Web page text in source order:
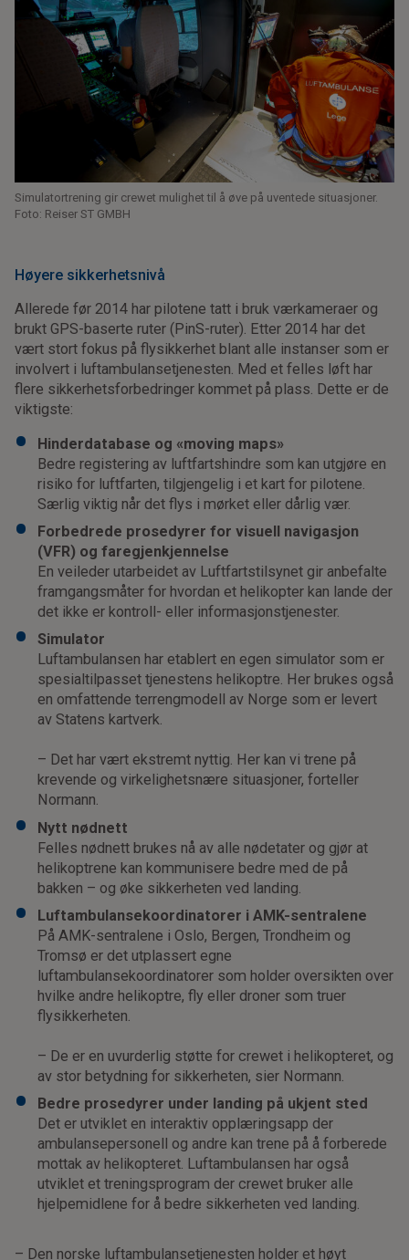
Simulatortrening gir crewet mulighet til å øve på uventede situasjoner.
Foto: Reiser ST GMBH
Høyere sikkerhetsnivå
Allerede før 2014 har pilotene tatt i bruk værkameraer og
brukt GPS-baserte ruter (PinS-ruter). Etter 2014 har det
vært stort fokus på flysikkerhet blant alle instanser som er
involvert i luftambulansetjenesten. Med et felles løft har
flere sikkerhetsforbedringer kommet på plass. Dette er de
viktigste:
Hinderdatabase og «moving maps»
Bedre registering av luftfartshindre som kan utgjøre en
risiko for luftfarten, tilgjengelig i et kart for pilotene.
Særlig viktig når det flys i mørket eller dårlig vær.
Forbedrede prosedyrer for visuell navigasjon
(VFR) og faregjenkjennelse
En veileder utarbeidet av Luftfartstilsynet gir anbefalte
framgangsmåter for hvordan et helikopter kan lande der
det ikke er kontroll- eller informasjonstjenester.
Simulator
Luftambulansen har etablert en egen simulator som er
spesialtilpasset tjenestens helikoptre. Her brukes også
en omfattende terrengmodell av Norge som er levert
av Statens kartverk.
– Det har vært ekstremt nyttig. Her kan vi trene på
krevende og virkelighetsnære situasjoner, forteller
Normann.
Nytt nødnett
Felles nødnett brukes nå av alle nødetater og gjør at
helikoptrene kan kommunisere bedre med de på
bakken – og øke sikkerheten ved landing.
Luftambulansekoordinatorer i AMK-sentralene
På AMK-sentralene i Oslo, Bergen, Trondheim og
Tromsø er det utplassert egne
luftambulansekoordinatorer som holder oversikten over
hvilke andre helikoptre, fly eller droner som truer
flysikkerheten.
– De er en uvurderlig støtte for crewet i helikopteret, og
av stor betydning for sikkerheten, sier Normann.
Bedre prosedyrer under landing på ukjent sted
Det er utviklet en interaktiv opplæringsapp der
ambulansepersonell og andre kan trene på å forberede
mottak av helikopteret. Luftambulansen har også
utviklet et treningsprogram der crewet bruker alle
hjelpemidlene for å bedre sikkerheten ved landing.
– Den norske luftambulansetjenesten holder et høyt